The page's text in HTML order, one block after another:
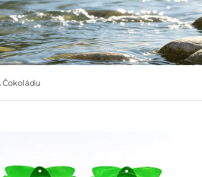
Čokoládu